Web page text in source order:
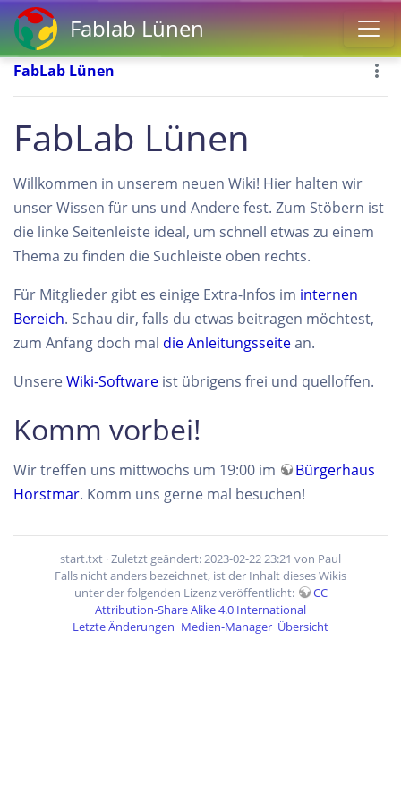
Fablab Lünen
FabLab Lünen
FabLab Lünen
Willkommen in unserem neuen Wiki! Hier halten wir
unser Wissen für uns und Andere fest. Zum Stöbern ist
die linke Seitenleiste ideal, um schnell etwas zu einem
Thema zu finden die Suchleiste oben rechts.
Für Mitglieder gibt es einige Extra-Infos im internen
Bereich. Schau dir, falls du etwas beitragen möchtest,
zum Anfang doch mal die Anleitungsseitean.
UnsereWiki-Software ist übrigens frei und quelloffen.
Komm vorbei!
Wir treffen uns mittwochs um 19:00 im
Bürgerhaus
Horstmar. Komm uns gerne mal besuchen!
start.txt · Zuletzt geändert: 2023-02-22 23:21 von Paul
Falls nicht anders bezeichnet, ist der Inhalt dieses Wikis
unter der folgenden Lizenz veröffentlicht:
CC
Attribution-Share Alike 4.0 International
Letzte Änderungen Medien-Manager Übersicht